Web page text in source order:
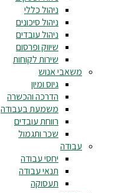
ניהול כללי
ניהול סיכונים
ניהול עובדים
שיווק ופרסום
שירות לקוחות
משאבי אנוש
גיוס ומיון
הדרכה והכשרה
משמעת בעבודה
רווחת עובדים
שכר ותגמול
עבודה
יחסי עבודה
תנאי עבודה
תעסוקה